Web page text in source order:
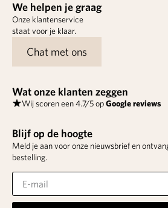
We helpen je graag
Onze klantenservice
staat voor je klaar.
Chat met ons
Wat onze klanten zeggen
Wij scoren een 4.7/5 opGoogle reviews
Blijf op de hoogte
Meld je aan voor onze nieuwsbrief en
bestelling.